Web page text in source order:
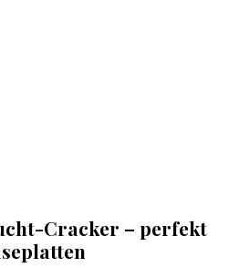
Cracker – perfekt